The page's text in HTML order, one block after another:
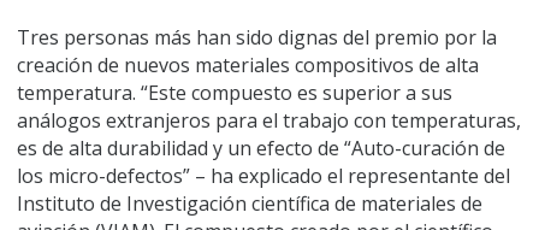
Tres personas más han sido dignas del premio por la
creación de nuevos materiales compositivos de alta
temperatura. “Este compuesto es superior a sus
análogos extranjeros para el trabajo con temperaturas,
es de alta durabilidad y un efecto de “Auto-curación de
los micro-defectos” – ha explicado el representante del
Instituto de Investigación científica de materiales de